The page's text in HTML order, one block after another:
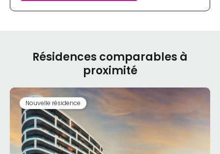
Résidences comparables à
proximité
Nouvelle résidence